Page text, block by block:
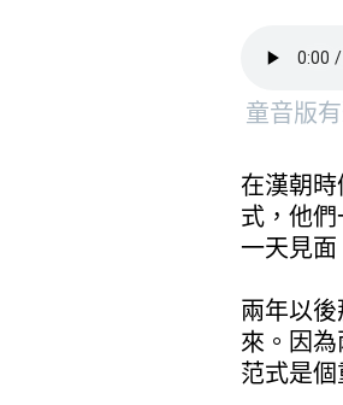
童音版
在漢朝
式，他
一天見面
兩年以
來。因
范式是